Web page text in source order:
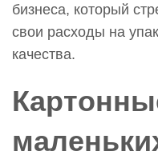
бизнеса, который
свои расходы на
качества.